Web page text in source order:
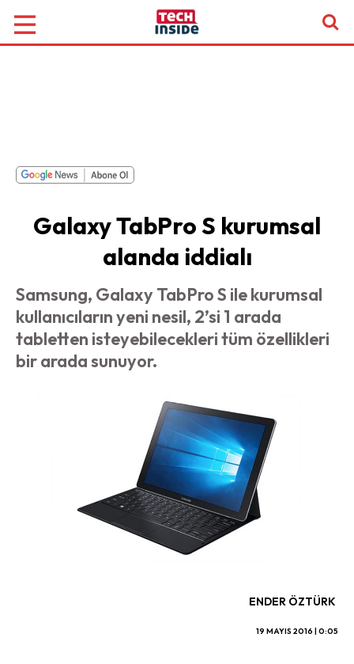
Galaxy TabPro S kurumsal
alanda iddialı
Samsung, Galaxy TabPro S ile kurumsal
kullanıcıların yeni nesil, 2’si 1 arada
tabletten isteyebilecekleri tüm özellikleri
bir arada sunuyor.
ENDER ÖZTÜRK
19 MAYIS 2016 | 0:05